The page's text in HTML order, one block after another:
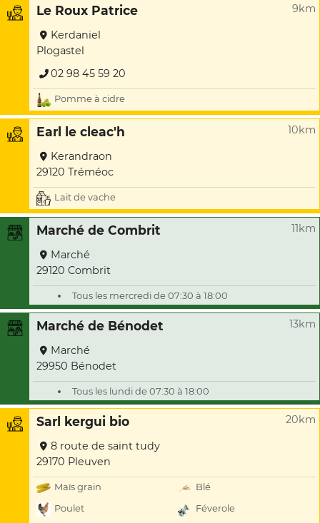
Le Roux Patrice 9km
Kerdaniel
Plogastel
02 98 45 59 20
Pomme à cidre
Earl le cleac'h 10km
Kerandraon
29120 Tréméoc
Lait de vache
Marché de Combrit 11km
Marché
29120 Combrit
Tous les mercredi de 07:30 à 18:00
Marché de Bénodet 13km
Marché
29950 Bénodet
Tous les lundi de 07:30 à 18:00
Sarl kergui bio 20km
8 route de saint tudy
29170 Pleuven
Maïs grain
Blé
Poulet
Féverole